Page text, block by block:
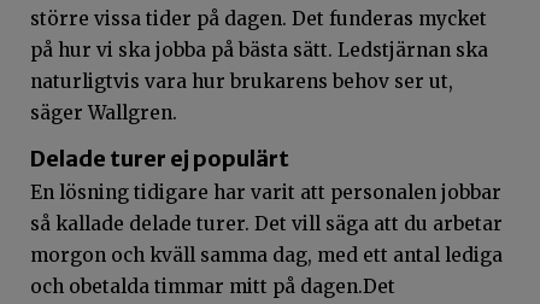
större vissa tider på dagen. Det funderas mycket
på hur vi ska jobba på bästa sätt. Ledstjärnan ska
naturligtvis vara hur brukarens behov ser ut,
säger Wallgren.
Delade turer ej populärt
En lösning tidigare har varit att personalen jobbar
så kallade delade turer. Det vill säga att du arbetar
morgon och kväll samma dag, med ett antal lediga
och obetalda timmar mitt på dagen.Det